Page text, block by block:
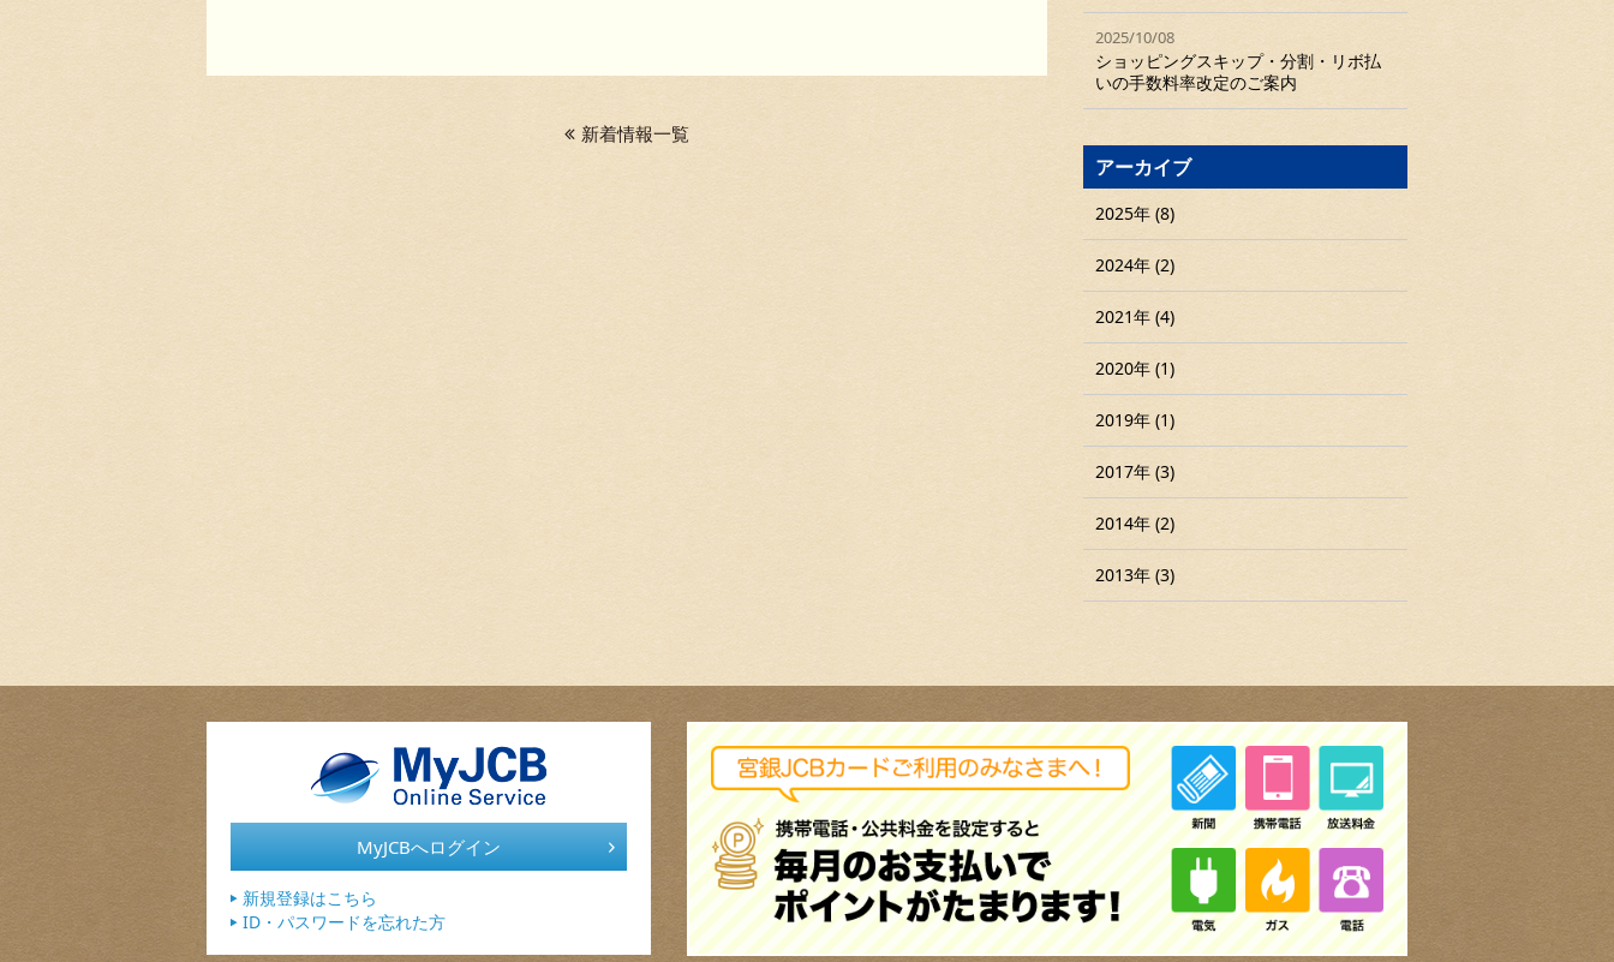
新着情報一覧
2025/10/08
ショッピングスキップ・分割・リボ払
いの手数料率改定のご案内
アーカイブ
2025年 (8)
2024年 (2)
2021年 (4)
2020年 (1)
2019年 (1)
2017年 (3)
2014年 (2)
2013年 (3)
MyJCBへログイン
新規登録はこちら
ID・パスワードを忘れた方